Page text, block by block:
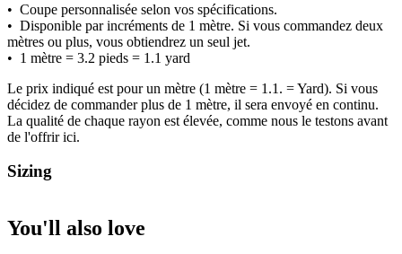
• Coupe personnalisée selon vos spécifications.
• Disponible par incréments de 1 mètre. Si vous commandez deux
mètres ou plus, vous obtiendrez un seul jet.
• 1 mètre = 3.2 pieds = 1.1 yard
Le prix indiqué est pour un mètre (1 mètre = 1.1. = Yard). Si vous
décidez de commander plus de 1 mètre, il sera envoyé en continu.
La qualité de chaque rayon est élevée, comme nous le testons avant
de l'offrir ici.
Sizing
You'll also love